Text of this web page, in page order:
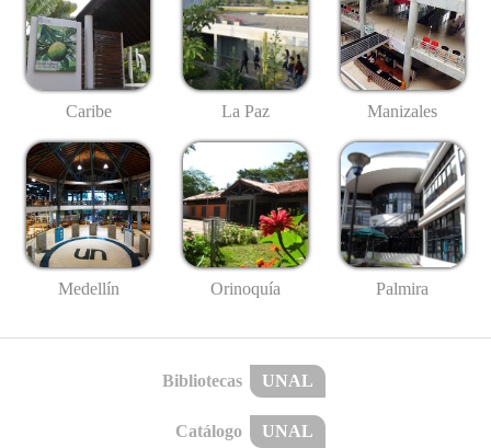
Caribe La Paz Manizales
Medellín Orinoquía Palmira
Bibliotecas UNAL
Catálogo UNAL